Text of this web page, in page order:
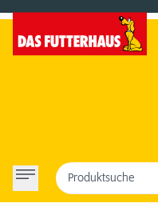
Produktsuche